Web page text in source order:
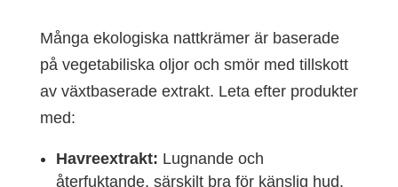
Många ekologiska nattkrämer är baserade
på vegetabiliska oljor och smör med tillskott
av växtbaserade extrakt. Leta efter produkter
med:
Havreextrakt: Lugnande och
återfuktande, särskilt bra för känslig hud.